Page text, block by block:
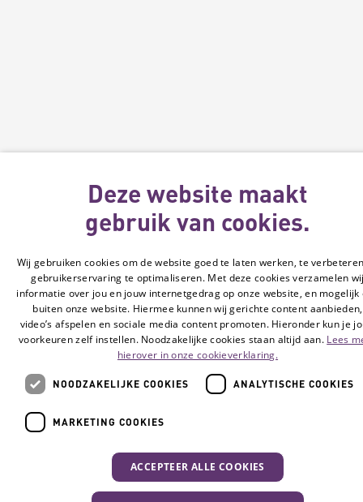
Deze website maakt
gebruik van cookies.
Wij gebruiken cookies om de website goed te laten werken, te
gebruikerservaring te optimaliseren. Met deze cookies verzamelen
informatie over jou en jouw internetgedrag op onze website, en mogelijk
buiten onze website. Hiermee kunnen wij gerichte content aanbieden,
video’s afspelen en sociale media content promoten. Hieronder kun je
voorkeuren zelf instellen. Noodzakelijke cookies staan altijd aan. Lees
hierover in onze cookieverklaring.
NOODZAKELIJKE COOKIES ANALYTISCHE COOKIES
MARKETING COOKIES
ACCEPTEER ALLE COOKIES